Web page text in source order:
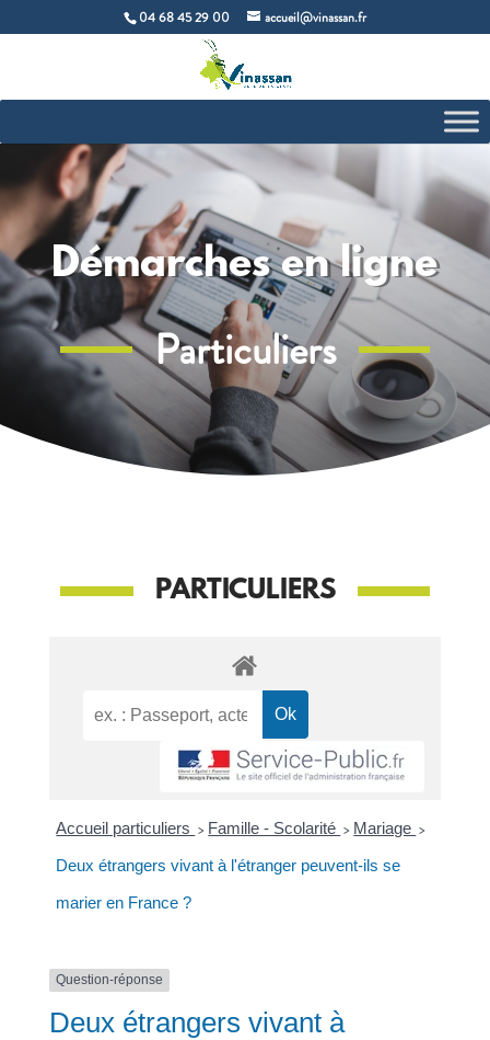
04 68 45 29 00 accueil@vinassan.fr
Démarches en ligne
Particuliers
PARTICULIERS
Accueil particuliers > Famille - Scolarité > Mariage >
Deux étrangers vivant à l'étranger peuvent-ils se
marier en France ?
Question-réponse
Deux étrangers vivant à